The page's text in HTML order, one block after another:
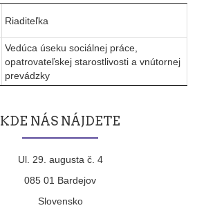
Riaditeľka
Vedúca úseku sociálnej práce,
opatrovateľskej starostlivosti a vnútornej
prevádzky
KDE NÁS NÁJDETE
Ul. 29. augusta č. 4
085 01 Bardejov
Slovensko